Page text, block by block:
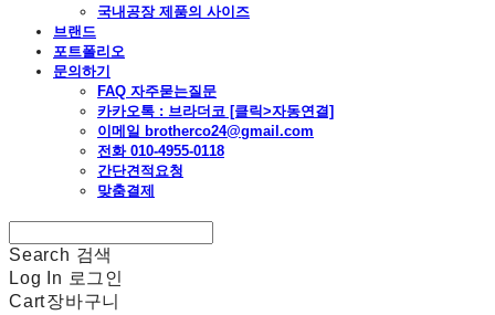
국내공장 제품의 사이즈
브랜드
포트폴리오
문의하기
FAQ 자주묻는질문
카카오톡 : 브라더코 [클릭>자동연결]
이메일 brotherco24@gmail.com
전화 010-4955-0118
간단견적요청
맞춤결제
Search 검색
Log In 로그인
Cart장바구니